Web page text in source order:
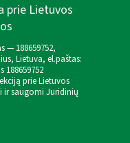
prie Lietuvos
— 188659752,
Lietuva, el.paštas:
188659752
prie Lietuvos
ir saugomi Juridinių